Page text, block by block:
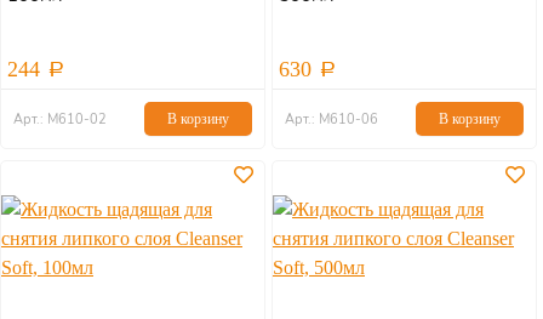
244
Арт.: М610-02 В корзину
630
Арт.: М610-06 В корзину